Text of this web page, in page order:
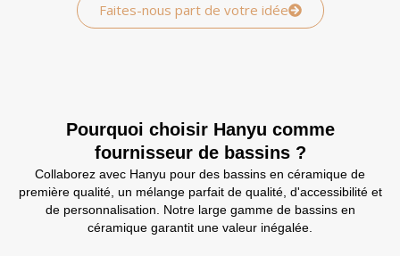
Faites-nous part de votre idée
Pourquoi choisir Hanyu comme
fournisseur de bassins ?
Collaborez avec Hanyu pour des bassins en céramique de
première qualité, un mélange parfait de qualité, d'accessibilité et
de personnalisation. Notre large gamme de bassins en
céramique garantit une valeur inégalée.